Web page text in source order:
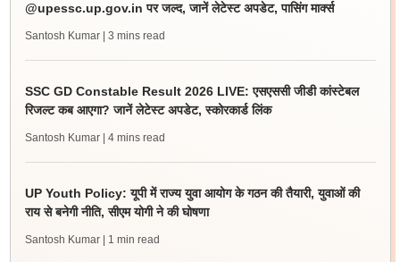
@upessc.up.gov.in पर जल्द, जानें लेटेस्ट अपडेट, पासिंग मार्क्स
Santosh Kumar | 3 mins read
SSC GD Constable Result 2026 LIVE: एसएससी जीडी कांस्टेबल
रिजल्ट कब आएगा? जानें लेटेस्ट अपडेट, स्कोरकार्ड लिंक
Santosh Kumar | 4 mins read
UP Youth Policy: यूपी में राज्य युवा आयोग के गठन की तैयारी, युवाओं की
राय से बनेगी नीति, सीएम योगी ने की घोषणा
Santosh Kumar | 1 min read